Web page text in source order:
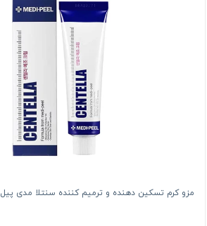
مزو کرم تسکین دهنده و ترمیم کننده سنتلا مدی پیل